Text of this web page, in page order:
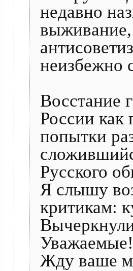
недавно
неизбежно
Восстание
России как
попытки
Русского
Я слышу
критикам:
Уважаемые!
Жду ваше